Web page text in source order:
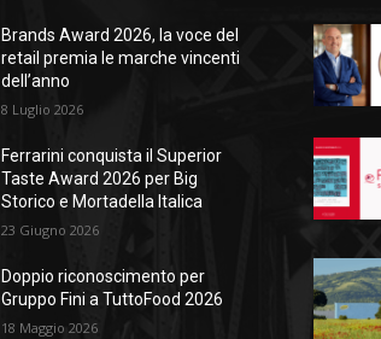
Brands Award 2026, la voce del
retail premia le marche vincenti
dell’anno
8 Luglio 2026
Ferrarini conquista il Superior
Taste Award 2026 per Big
Storico e Mortadella Italica
23 Giugno 2026
Doppio riconoscimento per
Gruppo Fini a TuttoFood 2026
18 Maggio 2026